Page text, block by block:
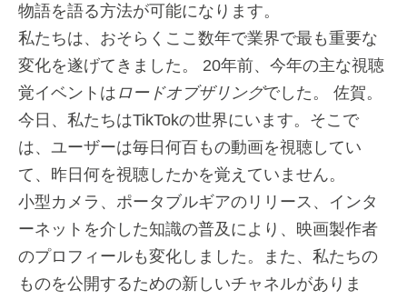
物語を語る方法が可能になります。
私たちは、おそらくここ数年で業界で最も重要な
変化を遂げてきました。 20年前、今年の主な視聴
覚イベントは ロードオブザリングでした。 佐賀。
今日、私たちはTikTokの世界にいます。そこで
は、ユーザーは毎日何百もの動画を視聴してい
て、昨日何を視聴したかを覚えていません。
小型カメラ、ポータブルギアのリリース、インタ
ーネットを介した知識の普及により、映画製作者
のプロフィールも変化しました。また、私たちの
ものを公開するための新しいチャネルがありま